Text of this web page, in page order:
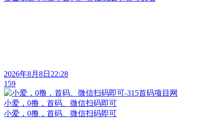
2026年8月8日22:28
159
小爱，0撸，首码、微信扫码即可
小爱，0撸，首码、微信扫码即可